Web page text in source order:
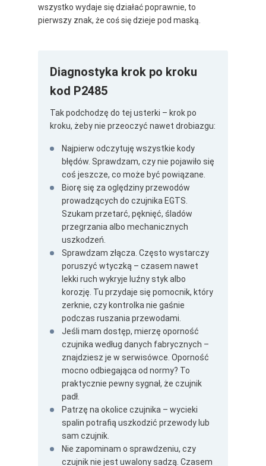
wszystko wydaje się działać poprawnie, to
pierwszy znak, że coś się dzieje pod maską.
Diagnostyka krok po kroku
kod P2485
Tak podchodzę do tej usterki – krok po
kroku, żeby nie przeoczyć nawet drobiazgu:
Najpierw odczytuję wszystkie kody
błędów. Sprawdzam, czy nie pojawiło się
coś jeszcze, co może być powiązane.
Biorę się za oględziny przewodów
prowadzących do czujnika EGTS.
Szukam przetarć, pęknięć, śladów
przegrzania albo mechanicznych
uszkodzeń.
Sprawdzam złącza. Często wystarczy
poruszyć wtyczką – czasem nawet
lekki ruch wykryje luźny styk albo
korozję. Tu przydaje się pomocnik, który
zerknie, czy kontrolka nie gaśnie
podczas ruszania przewodami.
Jeśli mam dostęp, mierzę oporność
czujnika według danych fabrycznych –
znajdziesz je w serwisówce. Oporność
mocno odbiegająca od normy? To
praktycznie pewny sygnał, że czujnik
padł.
Patrzę na okolice czujnika – wycieki
spalin potrafią uszkodzić przewody lub
sam czujnik.
Nie zapominam o sprawdzeniu, czy
czujnik nie jest uwalony sadzą. Czasem